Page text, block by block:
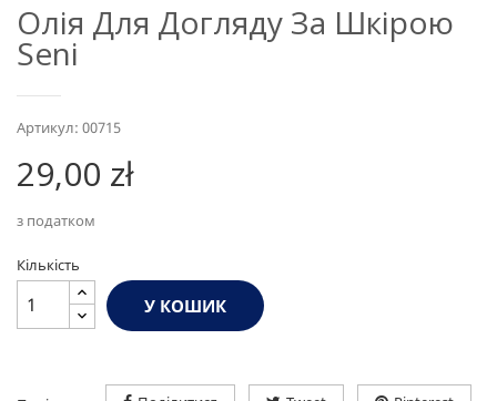
Олія Для Догляду За Шкірою
Seni
Артикул: 00715
29,00 zł
з податком
Кількість
У КОШИК